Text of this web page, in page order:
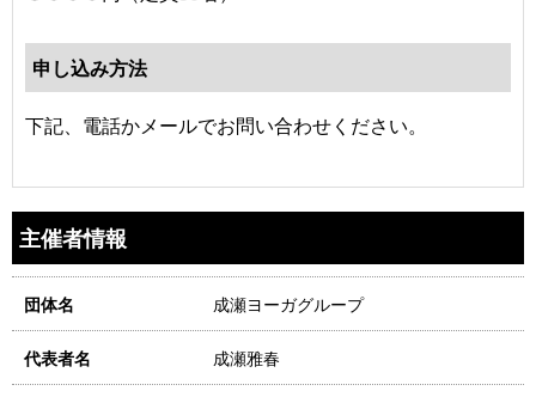
申し込み方法
下記、電話かメールでお問い合わせください。
主催者情報
団体名 成瀬ヨーガグループ
代表者名 成瀬雅春